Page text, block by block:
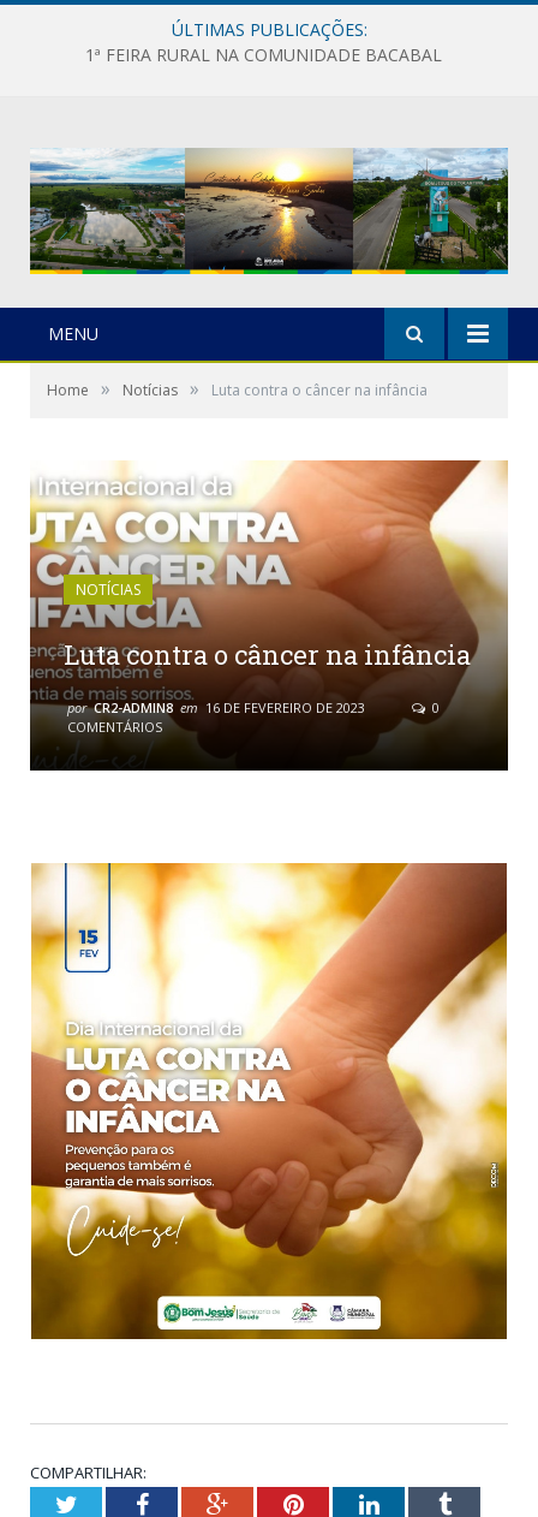
ÚLTIMAS PUBLICAÇÕES:
1ª FEIRA RURAL NA COMUNIDADE BACABAL
MENU
Home » Notícias » Luta contra o câncer na infância
NOTÍCIAS
Luta contra o câncer na infância
por CR2-ADMIN8 em 16 DE FEVEREIRO DE 2023
0
COMENTÁRIOS
COMPARTILHAR:
TwitterFacebookGoogle+PinterestLinkedInTumblr